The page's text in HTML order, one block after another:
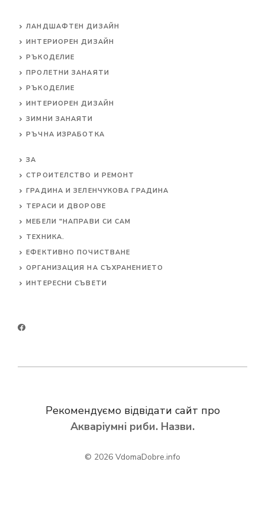
ЛАНДШАФТЕН ДИЗАЙН
ИНТЕРИОРЕН ДИЗАЙН
РЪКОДЕЛИЕ
ПРОЛЕТНИ ЗАНАЯТИ
РЪКОДЕЛИЕ
ИНТЕРИОРЕН ДИЗАЙН
ЗИМНИ ЗАНАЯТИ
РЪЧНА ИЗРАБОТКА
ЗА
СТРОИТЕЛСТВО И РЕМОНТ
ГРАДИНА И ЗЕЛЕНЧУКОВА ГРАДИНА
ТЕРАСИ И ДВОРОВЕ
МЕБЕЛИ "НАПРАВИ СИ САМ
ТЕХНИКА.
ЕФЕКТИВНО ПОЧИСТВАНЕ
ОРГАНИЗАЦИЯ НА СЪХРАНЕНИЕТО
ИНТЕРЕСНИ СЪВЕТИ
Рекомендуємо відвідати сайт про
Акваріумні риби. Назви.
© 2026 VdomaDobre.info